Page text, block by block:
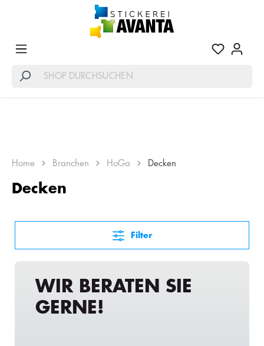
OUTDOOR WINTERDECKEN – KOMFORT FÜR
Home Branchen HoGa Decken
Decken
Filter
WIR BERATEN SIE
GERNE!